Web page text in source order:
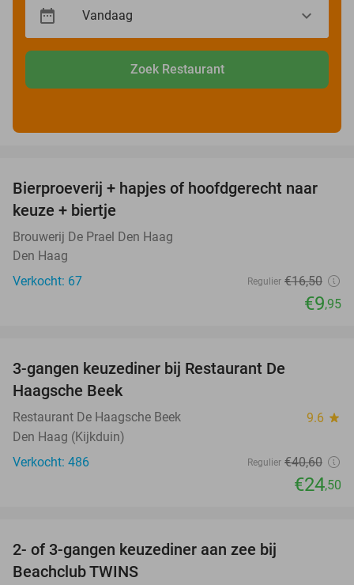
Zoek Restaurant
40%
Bierproeverij + hapjes of hoofdgerecht naar
keuze + biertje
Brouwerij De Prael Den Haag
Den Haag
Verkocht: 67
Regulier €16,50
€9,95
3-gangen keuzediner bij Restaurant De
Haagsche Beek
Restaurant De Haagsche Beek 9.6 star
Den Haag (Kijkduin)
Verkocht: 486
Regulier €40,60
€24,50
2- of 3-gangen keuzediner aan zee bij
Beachclub TWINS